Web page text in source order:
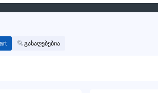
გასაღებებია